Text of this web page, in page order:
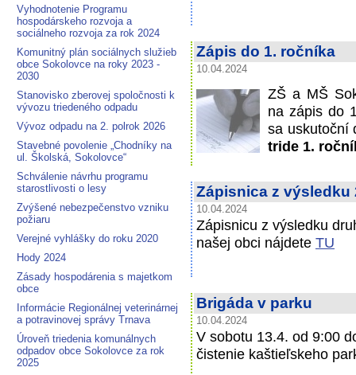
Vyhodnotenie Programu
hospodárskeho rozvoja a
sociálneho rozvoja za rok 2024
Komunitný plán sociálnych služieb
obce Sokolovce na roky 2023 -
2030
Stanovisko zberovej spoločnosti k
vývozu triedeného odpadu
Vývoz odpadu na 2. polrok 2026
Stavebné povolenie „Chodníky na
ul. Školská, Sokolovce“
Schválenie návrhu programu
starostlivosti o lesy
Zvýšené nebezpečenstvo vzniku
požiaru
Verejné vyhlášky do roku 2020
Hody 2024
Zásady hospodárenia s majetkom
obce
Informácie Regionálnej veterinárnej
a potravinovej správy Trnava
Úroveň triedenia komunálnych
odpadov obce Sokolovce za rok
2025
Zápis do 1. ročníka
10.04.2024
ZŠ a MŠ
na zápis do
sa uskutoční
tride 1.
Zápisnica z výsledku
10.04.2024
Zápisnicu z výsledku
našej obci nájdete TU
Brigáda v parku
10.04.2024
V sobotu 13.4. od 9:00
čistenie kaštieľskeho